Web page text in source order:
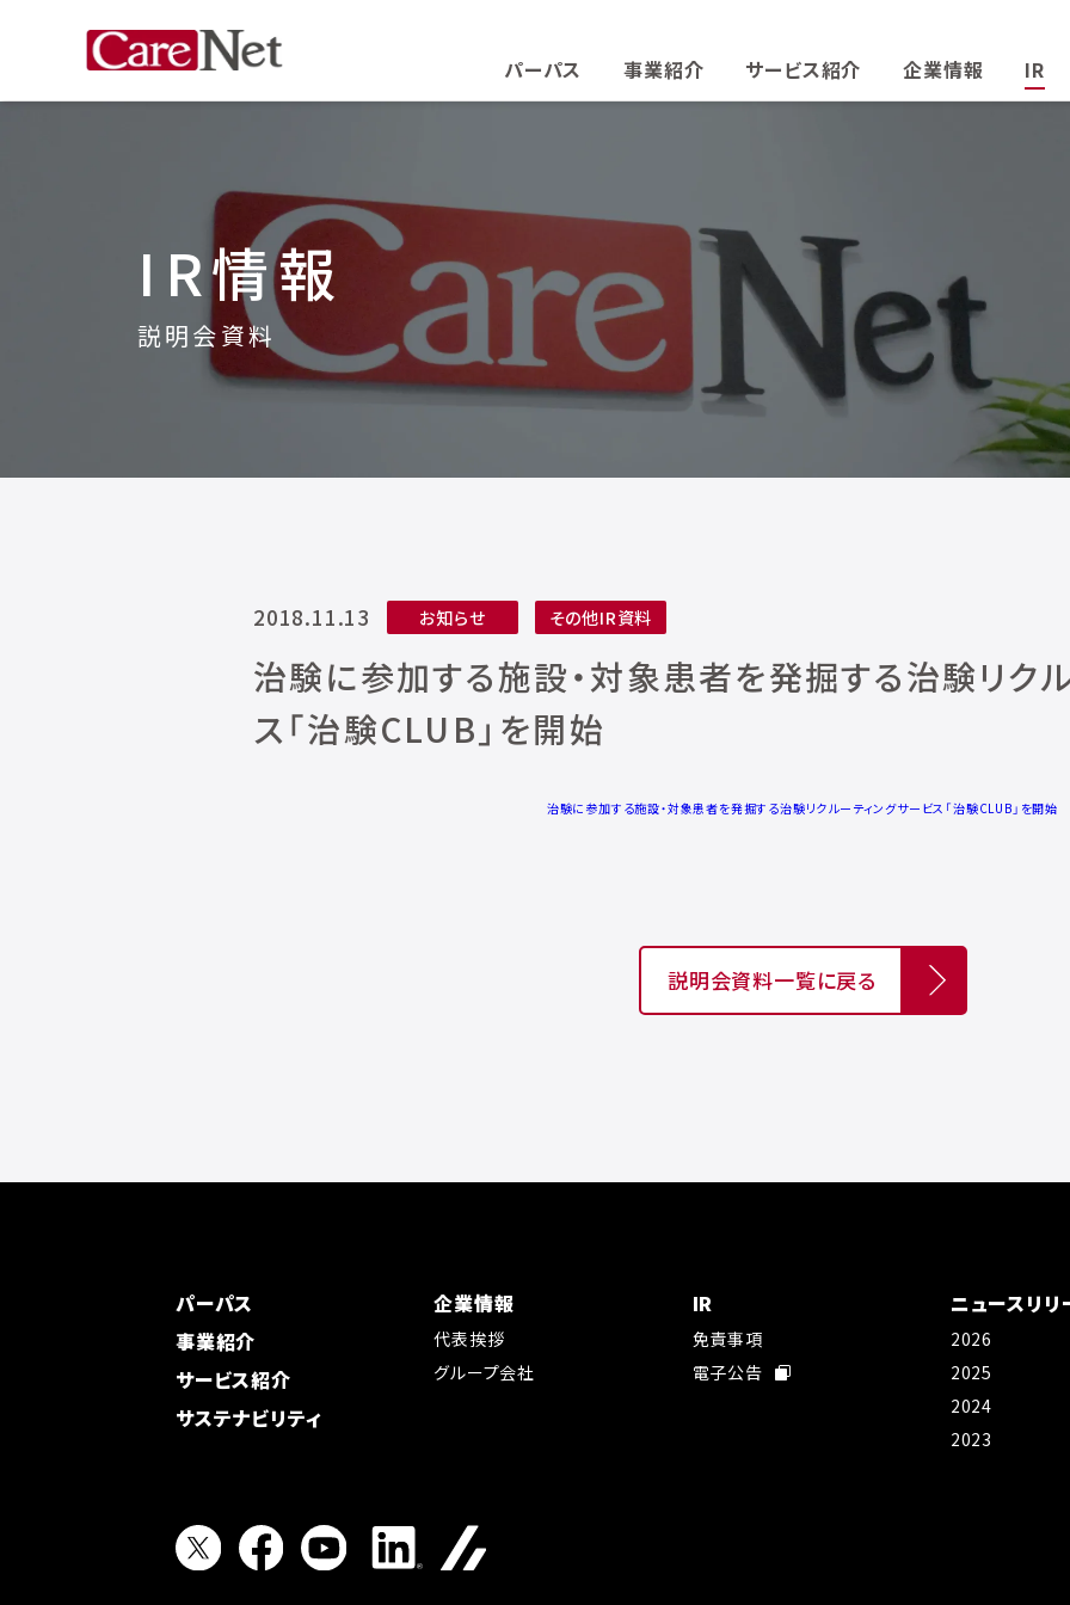
パーパス 事業紹介 サービス紹介 企業情報 IR
IR情報
説明会資料
2018.11.13 お知らせ その他IR資料
治験に参加する施設・対象患者を発掘する治験リク
ス「治験CLUB」を開始
治験に参加する施設・対象患者を発掘する治験リクルーティングサービス「治験CLUB」を開始
説明会資料一覧に戻る
パーパス
事業紹介
サービス紹介
サステナビリティ
企業情報
代表挨拶
グループ会社
IR
免責事項
電子公告
ニュースリリ
2026
2025
2024
2023